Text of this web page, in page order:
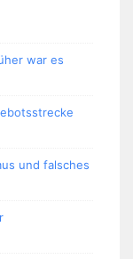
war es
und falsches